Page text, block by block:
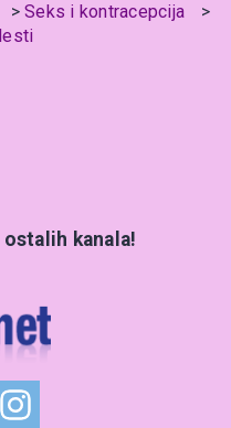
Seks i kontracepcija
kanala!